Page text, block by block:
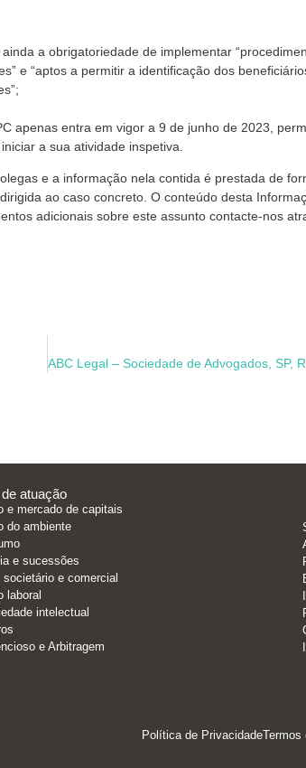
a obrigatoriedade de implementar
e “aptos a permitir a identificação dos
apenas entra em vigor a 9 de junho de 2023,
a sua atividade inspetiva.
e a informação nela contida é prestada de
ao caso concreto. O conteúdo desta
adicionais sobre este assunto contacte-nos
atuação
e mercado de capitais
do ambiente
e sucessões
societário e comercial
laboral
intelectual
e Arbitragem
Política de PrivacidadeTermos